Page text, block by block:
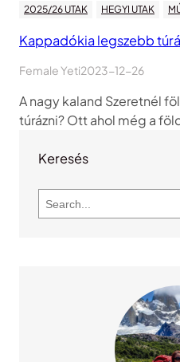
2025/26 UTAK HEGYI UTAK
Kappadókia legszebb
Female Yeti2023-12-26
A nagy kaland Szeretnél
túrázni? Ott ahol még a
Keresés
e